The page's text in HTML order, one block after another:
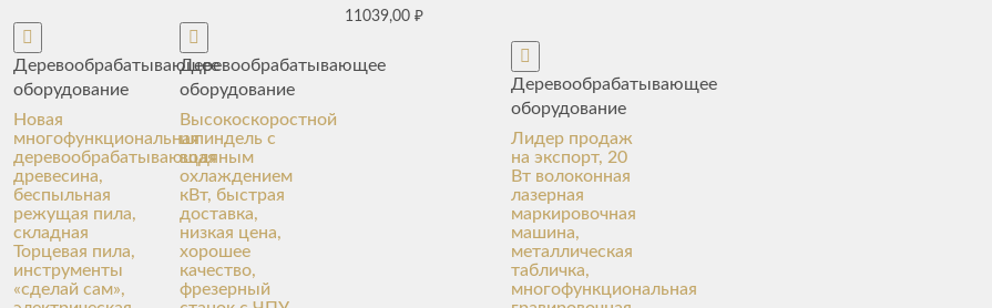
Деревообрабатывающее
оборудование
Новая
многофункциональная
деревообрабатывающая
древесина,
беспыльная
режущая пила,
складная
Торцевая пила,
инструменты
«сделай сам»,
Деревообрабатывающее
оборудование
Высокоскоростной
шпиндель с
водяным
охлаждением
кВт, быстрая
доставка,
низкая цена,
хорошее
качество,
фрезерный
11039,00₽
Деревообрабатывающее
оборудование
Лидер продаж
на экспорт, 20
Вт волоконная
лазерная
маркировочная
машина,
металлическая
табличка,
многофункциональная